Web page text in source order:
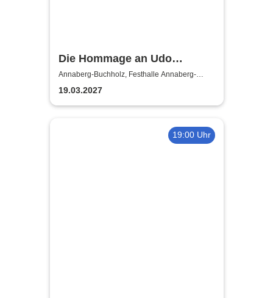
Die Hommage an Udo
Jürgens - Das Konzert mit
Alex Parker
Annaberg-Buchholz, Festhalle Annaberg-
Buchholz
19.03.2027
19:00 Uhr